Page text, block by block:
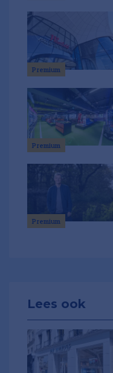
Premium
Premium
Premium
Lees ook